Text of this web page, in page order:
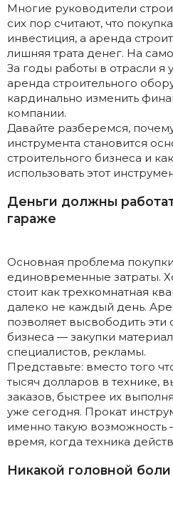
Многие руководители
сих пор считают, что
инвестиция, а аренда
лишняя трата денег. На
За годы работы в отрасли я
аренда строительного
кардинально изменить
компании.
Давайте разберемся,
инструмента становится
строительного бизнеса и
использовать этот
Деньги должны
гараже
Основная проблема
единовременные затраты.
стоит как трехкомнатная
далеко не каждый день.
позволяет высвободить эти
бизнеса — закупки
специалистов, рекламы.
Представьте: вместо того
тысяч долларов в технике,
заказов, быстрее их
уже сегодня. Прокат
именно такую возможность
время, когда техника
Никакой головной